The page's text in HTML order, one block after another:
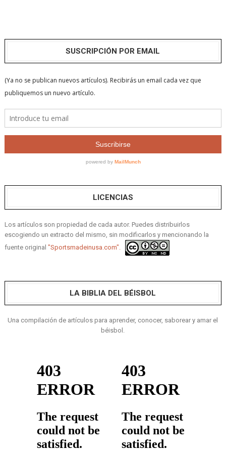
SUSCRIPCIÓN POR EMAIL
LICENCIAS
Los artículos son propiedad de cada autor. Puedes distribuirlos
escogiendo un extracto del mismo, sin modificarlos y mencionando la
fuente original "Sportsmadeinusa.com".
LA BIBLIA DEL BÉISBOL
Una compilación de artículos para aprender, conocer, saborear y amar el
béisbol.